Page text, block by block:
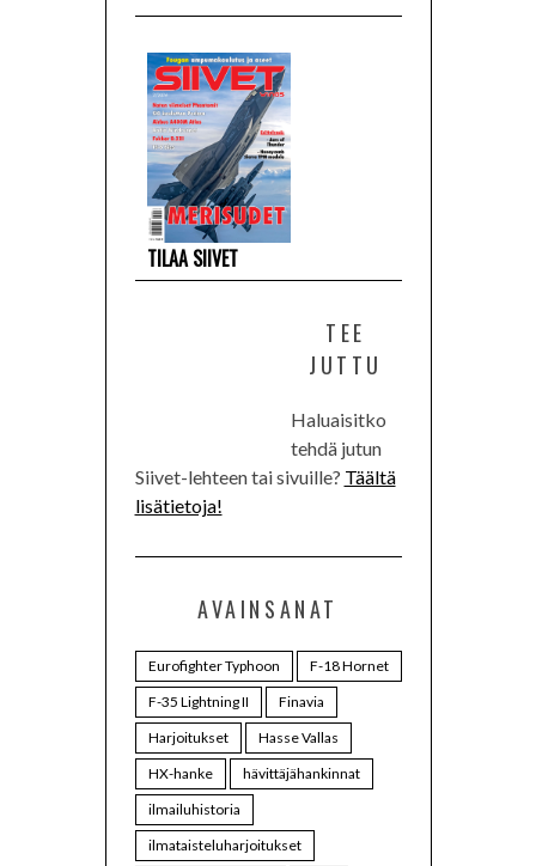
TILAA SIIVET
TEE
JUTTU
Haluaisitko
tehdä jutun
Siivet-lehteen tai sivuille? Täältä
lisätietoja!
AVAINSANAT
Eurofighter Typhoon
F-18 Hornet
F-35 Lightning II
Finavia
Harjoitukset
Hasse Vallas
HX-hanke
hävittäjähankinnat
ilmailuhistoria
ilmataisteluharjoitukset